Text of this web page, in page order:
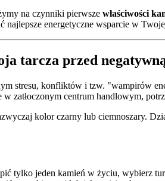
na czynniki pierwsze właściwości
najlepsze energetyczne wsparcie w
tarcza przed
stresu, konfliktów i tzw. "wampirów
zatłoczonym centrum handlowym,
kolor czarny lub ciemnoszary.
tylko jeden kamień w życiu, wybierz